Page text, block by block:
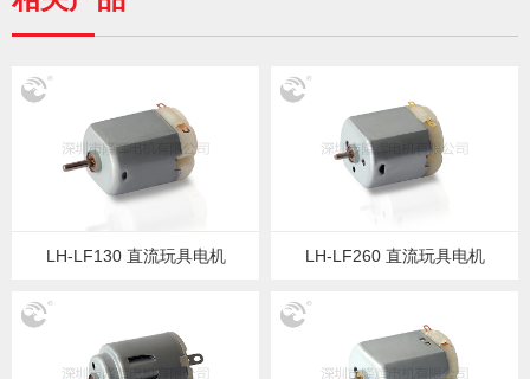
LH-LF130 直流玩具电机 LH-LF260 直流玩具电机